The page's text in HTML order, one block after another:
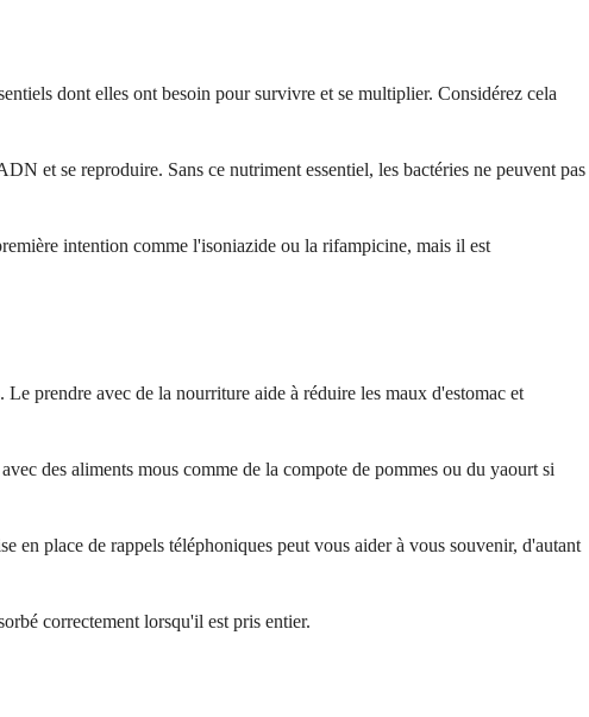
dont elles ont besoin pour survivre et se multiplier. Considérez cela
et se reproduire. Sans ce nutriment essentiel, les bactéries ne peuvent pas
intention comme l'isoniazide ou la rifampicine, mais il est
prendre avec de la nourriture aide à réduire les maux d'estomac et
des aliments mous comme de la compote de pommes ou du yaourt si
en place de rappels téléphoniques peut vous aider à vous souvenir, d'autant
correctement lorsqu'il est pris entier.